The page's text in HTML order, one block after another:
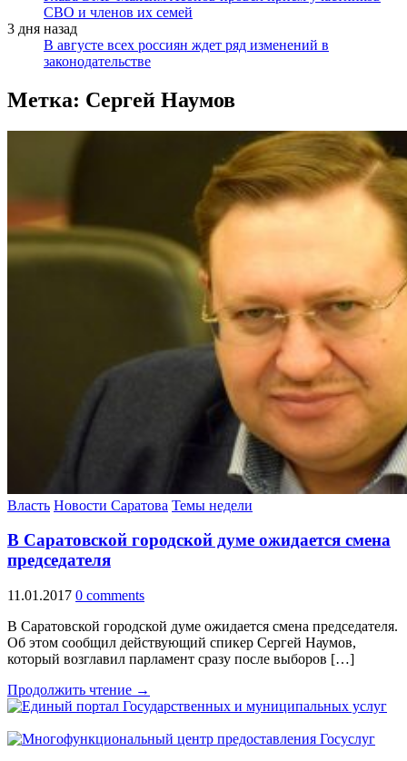
СВО и членов их семей
3 дня назад
В августе всех россиян ждет ряд изменений в
законодательстве
Метка: Сергей Наумов
Власть Новости Саратова Темы недели
В Саратовской городской думе ожидается смена
председателя
11.01.2017 0 comments
В Саратовской городской думе ожидается смена председателя.
Об этом сообщил действующий спикер Сергей Наумов,
который возглавил парламент сразу после выборов […]
Продолжить чтение →